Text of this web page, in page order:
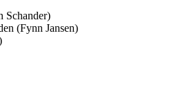
Schander)
(Fynn Jansen)